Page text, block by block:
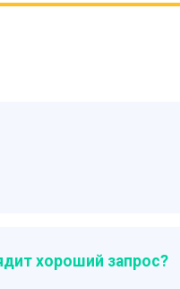
хороший запрос?